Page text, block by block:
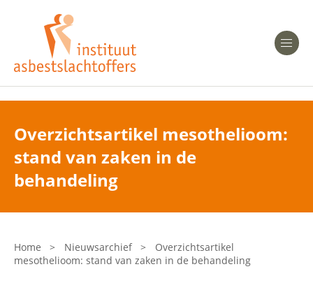
Heeft u Mesothelioom?
Heeft u Asbestose?
Bent u arts?
Bent u werkgever of verzekeraar?
Asbest en Gezondheid
Laatste nieuws
Onze organisatie
Overzichtsartikel mesothelioom:
stand van zaken in de
behandeling
Home > Nieuwsarchief >
Overzichtsartikel
mesothelioom: stand van zaken in de behandeling